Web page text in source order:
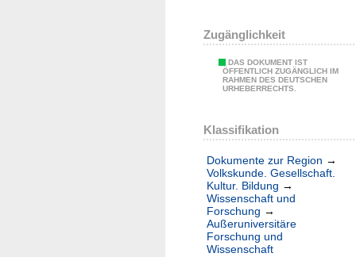
Zugänglichkeit
DAS DOKUMENT IST
ÖFFENTLICH ZUGÄNGLICH IM
RAHMEN DES DEUTSCHEN
URHEBERRECHTS.
Klassifikation
Dokumente zur Region →
Volkskunde. Gesellschaft.
Kultur. Bildung →
Wissenschaft und
Forschung →
Außeruniversitäre
Forschung und
Wissenschaft